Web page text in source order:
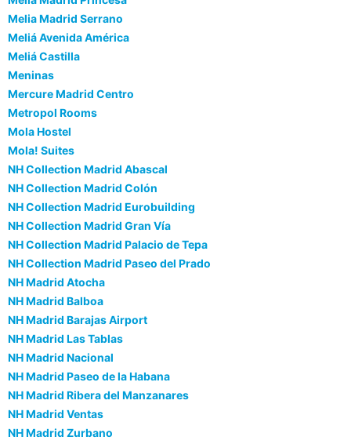
Melia Madrid Serrano
Meliá Avenida América
Meliá Castilla
Meninas
Mercure Madrid Centro
Metropol Rooms
Mola Hostel
Mola! Suites
NH Collection Madrid Abascal
NH Collection Madrid Colón
NH Collection Madrid Eurobuilding
NH Collection Madrid Gran Vía
NH Collection Madrid Palacio de Tepa
NH Collection Madrid Paseo del Prado
NH Madrid Atocha
NH Madrid Balboa
NH Madrid Barajas Airport
NH Madrid Las Tablas
NH Madrid Nacional
NH Madrid Paseo de la Habana
NH Madrid Ribera del Manzanares
NH Madrid Ventas
NH Madrid Zurbano